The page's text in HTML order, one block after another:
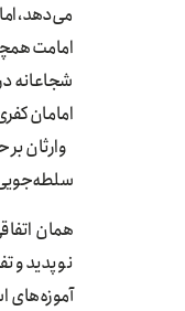
امامت
شجاعانه
امامان
وارثان
سلطه‌جویی
همان
آموزه‌های